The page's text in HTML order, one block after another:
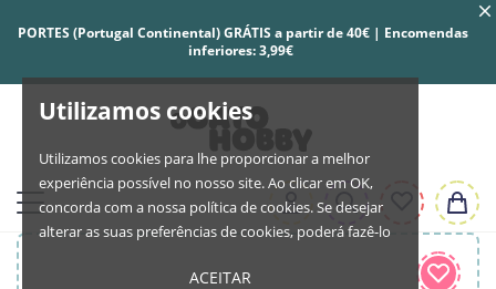
Utilizamos cookies
Utilizamos cookies para lhe proporcionar a melhor
experiência possível no nosso site. Ao clicar em OK,
concorda com a nossa política de cookies. Se desejar
alterar as suas preferências de cookies, poderá fazê-lo
ACEITAR
PORTES (Portugal Continental) GRÁTIS a partir de 40€ | Encomendas
inferiores: 3,99€